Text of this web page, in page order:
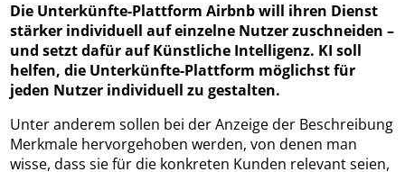
Die Unterkünfte-Plattform Airbnb will ihren Dienst
stärker individuell auf einzelne Nutzer zuschneiden –
und setzt dafür auf Künstliche Intelligenz. KI soll
helfen, die Unterkünfte-Plattform möglichst für
jeden Nutzer individuell zu gestalten.
Unter anderem sollen bei der Anzeige der Beschreibung
Merkmale hervorgehoben werden, von denen man
wisse, dass sie für die konkreten Kunden relevant seien,